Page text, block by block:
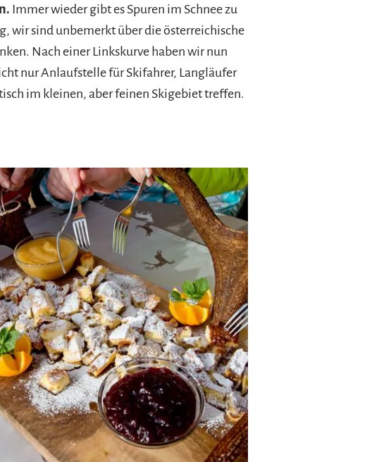
Immer wieder gibt es Spuren im Schnee zu
wir sind unbemerkt über die österreichische
Nach einer Linkskurve haben wir nun
nur Anlaufstelle für Skifahrer, Langläufer
im kleinen, aber feinen Skigebiet treffen.